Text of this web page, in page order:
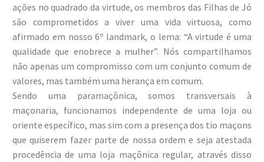
ações no quadrado da virtude, os membros das Filhas de Jó
são comprometidos a viver uma vida virtuosa, como
afirmado em nosso 6º landmark, o lema: “A virtude é uma
qualidade que enobrece a mulher”. Nós compartilhamos
não apenas um compromisso com um conjunto comum de
valores, mas também uma herança em comum.
Sendo uma paramaçônica, somos transversais à
maçonaria, funcionamos independente de uma loja ou
oriente específico, mas sim com a presença dos tio maçons
que quiserem fazer parte de nossa ordem e seja atestada
procedência de uma loja maçônica regular, através disso